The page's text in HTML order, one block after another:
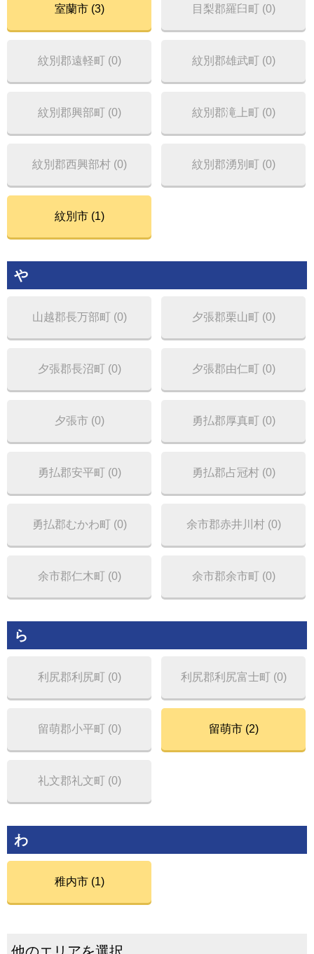
室蘭市 (3) 目梨郡羅臼町 (0)
紋別郡遠軽町 (0) 紋別郡雄武町 (0)
紋別郡興部町 (0) 紋別郡滝上町 (0)
紋別郡西興部村 (0) 紋別郡湧別町 (0)
紋別市 (1)
や
山越郡長万部町 (0) 夕張郡栗山町 (0)
夕張郡長沼町 (0) 夕張郡由仁町 (0)
夕張市 (0) 勇払郡厚真町 (0)
勇払郡安平町 (0) 勇払郡占冠村 (0)
勇払郡むかわ町 (0) 余市郡赤井川村 (0)
余市郡仁木町 (0) 余市郡余市町 (0)
ら
利尻郡利尻町 (0) 利尻郡利尻富士町 (0)
留萌郡小平町 (0) 留萌市 (2)
礼文郡礼文町 (0)
わ
稚内市 (1)
他のエリアを選択